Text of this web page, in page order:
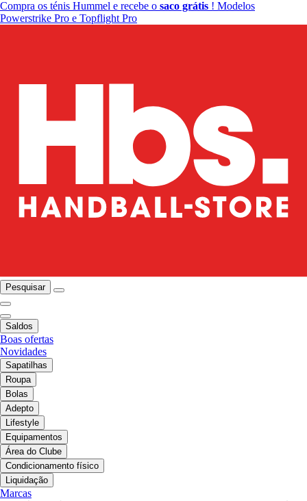
Compra os ténis Hummel e recebe o saco grátis ! Modelos
Powerstrike Pro e Topflight Pro
Pesquisar
Saldos
Boas ofertas
Novidades
Sapatilhas
Roupa
Bolas
Adepto
Lifestyle
Equipamentos
Área do Clube
Condicionamento físico
Liquidação
Marcas